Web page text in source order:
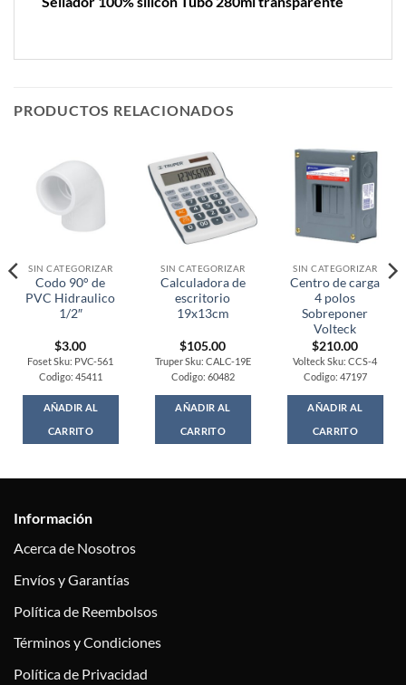
PRODUCTOS RELACIONADOS
SIN CATEGORIZAR
Codo 90° de
PVC Hidraulico
1/2″
$3.00
Foset Sku: PVC-561
Codigo: 45411
AÑADIR AL
CARRITO
SIN CATEGORIZAR
Calculadora de
escritorio
19x13cm
$105.00
Truper Sku: CALC-19E
Codigo: 60482
AÑADIR AL
CARRITO
SIN CATEGORIZAR
Centro de carga
4 polos
Sobreponer
Volteck
$210.00
Volteck Sku: CCS-4
Codigo: 47197
AÑADIR AL
CARRITO
Información
Acerca de Nosotros
Envíos y Garantías
Política de Reembolsos
Términos y Condiciones
Política de Privacidad